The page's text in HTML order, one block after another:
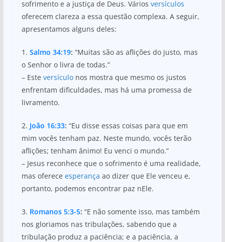
sofrimento e a justiça de Deus. Vários versículos
oferecem clareza a essa questão complexa. A seguir,
apresentamos alguns deles:
1. Salmo 34:19: “Muitas são as aflições do justo, mas
o Senhor o livra de todas.”
– Este versículonos mostra que mesmo os justos
enfrentam dificuldades, mas há uma promessa de
livramento.
2. João 16:33: “Eu disse essas coisas para que em
mim vocês tenham paz. Neste mundo, vocês terão
aflições; tenham ânimo! Eu venci o mundo.”
– Jesus reconhece que o sofrimento é uma realidade,
mas oferece esperança ao dizer que Ele venceu e,
portanto, podemos encontrar paz nEle.
3. Romanos 5:3-5: “E não somente isso, mas também
nos gloriamos nas tribulações, sabendo que a
tribulação produz a paciência; e a paciência, a